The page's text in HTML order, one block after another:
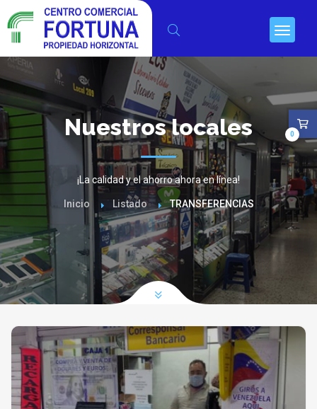
Nuestros locales
¡La calidad y el ahorro ahora en línea!
Inicio Listado TRANSFERENCIAS
0